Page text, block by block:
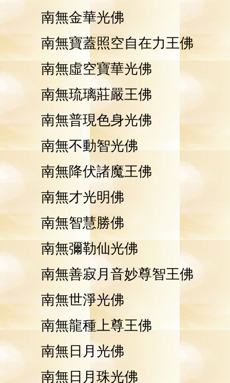
南無金華光佛
南無寶蓋照空自在力王佛
南無虛空寶華光佛
南無琉璃莊嚴王佛
南無普現色身光佛
南無不動智光佛
南無降伏諸魔王佛
南無才光明佛
南無智慧勝佛
南無彌勒仙光佛
南無善寂月音妙尊智王佛
南無世淨光佛
南無龍種上尊王佛
南無日月光佛
南無日月珠光佛